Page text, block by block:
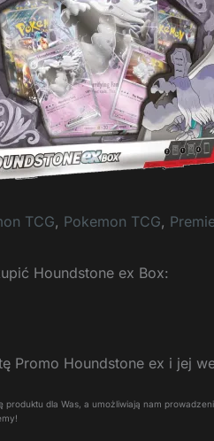
TCG, Pokemon TCG,
Houndstone ex Box:
Promo Houndstone ex i jej
produktu dla Was, a umożliwiają nam